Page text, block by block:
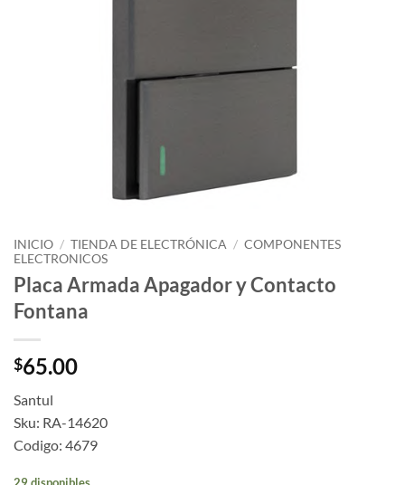
INICIO / TIENDA DE ELECTRÓNICA / COMPONENTES
ELECTRONICOS
Placa Armada Apagador y Contacto
Fontana
$65.00
Santul
Sku: RA-14620
Codigo: 4679